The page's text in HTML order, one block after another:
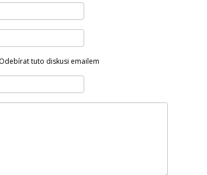
Odebírat tuto diskusi emailem